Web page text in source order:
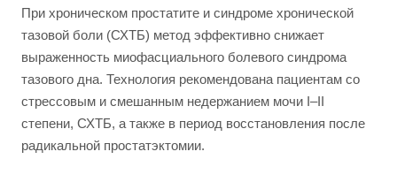
При хроническом простатите и синдроме хронической
тазовой боли (СХТБ) метод эффективно снижает
выраженность миофасциального болевого синдрома
тазового дна. Технология рекомендована пациентам со
стрессовым и смешанным недержанием мочи I–II
степени, СХТБ, а также в период восстановления после
радикальной простатэктомии.